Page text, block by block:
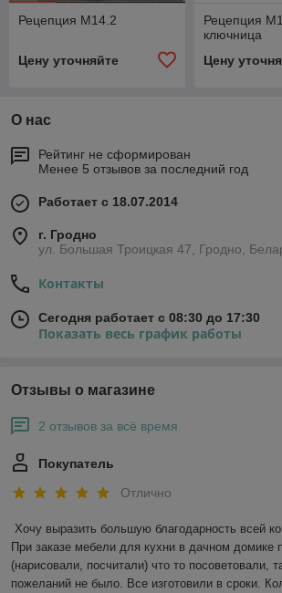
Рецепция М14.2
Цену уточняйте
Рецепция
ключница
Цену
О нас
Рейтинг не сформирован
Менее 5 отзывов за последний год
Работает с 18.07.2014
г. Гродно
ул. Большая Троицкая 47, Гродно,
Контакты
Сегодня работает с 08:30 до 17:30
Показать весь график работы
Отзывы о магазине
2 отзывов за всё время
Покупатель
Отлично
Хочу выразить большую благодарность всей
При заказе мебели для кухни в дачном домике
(нарисовали, посчитали) что то посоветовали,
пожеланий не было. Все изготовили в сроки.